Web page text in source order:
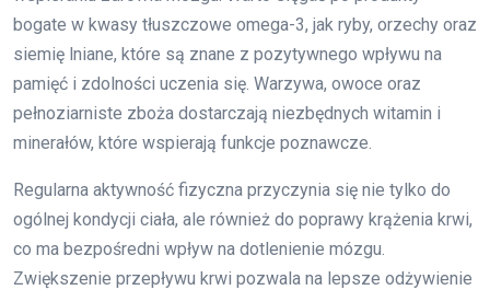
bogate w kwasy tłuszczowe omega-3, jak ryby, orzechy oraz
siemię lniane, które są znane z pozytywnego wpływu na
pamięć i zdolności uczenia się. Warzywa, owoce oraz
pełnoziarniste zboża dostarczają niezbędnych witamin i
minerałów, które wspierają funkcje poznawcze.
Regularna aktywność fizyczna przyczynia się nie tylko do
ogólnej kondycji ciała, ale również do poprawy krążenia krwi,
co ma bezpośredni wpływ na dotlenienie mózgu.
Zwiększenie przepływu krwi pozwala na lepsze odżywienie